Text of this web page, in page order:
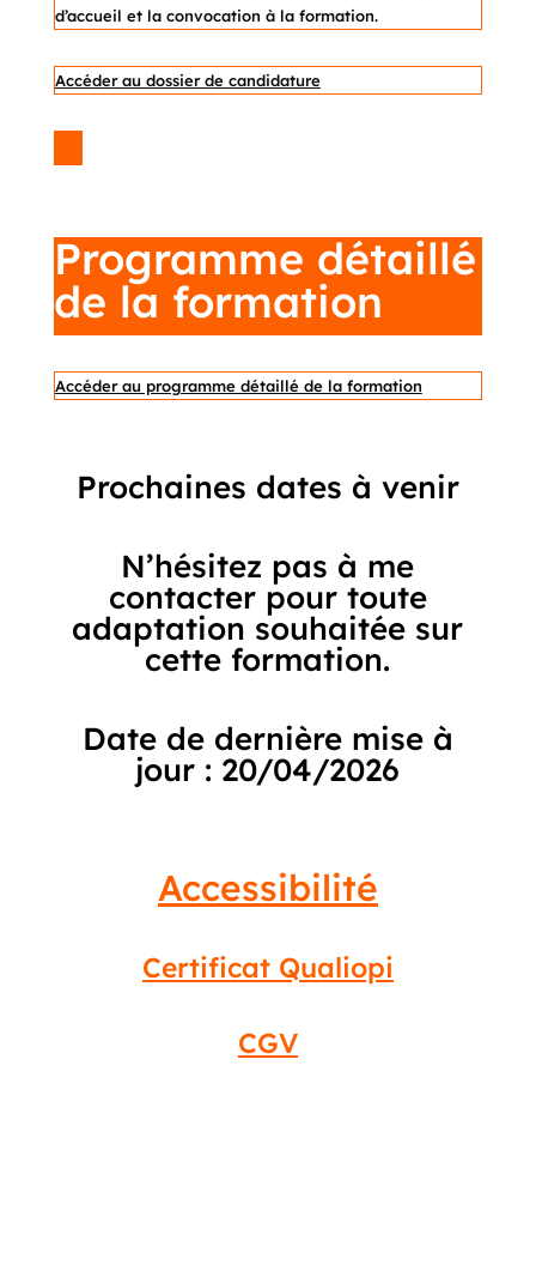
d’accueil et la convocation à la formation.
Accéder au dossier de candidature
Programme détaillé
de la formation
Accéder au programme détaillé de la formation
Prochaines dates à venir
N’hésitez pas à me
contacter pour toute
adaptation souhaitée sur
cette formation.
Date de dernière mise à
jour : 20/04/2026
Accessibilité
Certificat Qualiopi
CGV